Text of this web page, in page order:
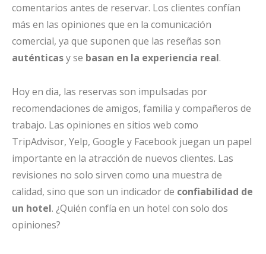
comentarios antes de reservar. Los clientes confían
más en las opiniones que en la comunicación
comercial, ya que suponen que las reseñas son
auténticasy se basan en la experiencia real.
Hoy en dia, las reservas son impulsadas por
recomendaciones de amigos, familia y compañeros de
trabajo. Las opiniones en sitios web como
TripAdvisor, Yelp, Google y Facebook juegan un papel
importante en la atracción de nuevos clientes. Las
revisiones no solo sirven como una muestra de
calidad, sino que son un indicador de confiabilidad de
un hotel. ¿Quién confía en un hotel con solo dos
opiniones?